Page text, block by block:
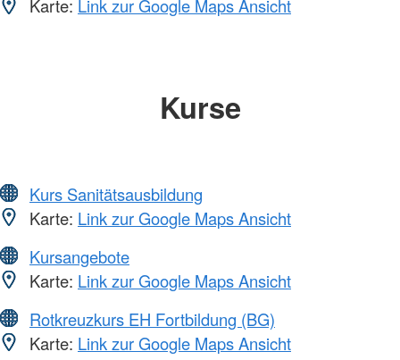
Karte: Link zur Google Maps Ansicht
Kurse
Kurs Sanitätsausbildung
Karte: Link zur Google Maps Ansicht
Kursangebote
Karte: Link zur Google Maps Ansicht
Rotkreuzkurs EH Fortbildung (BG)
Karte: Link zur Google Maps Ansicht